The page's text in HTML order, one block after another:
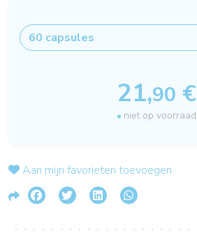
21,90 €
niet op voorraad
Aan mijn favorieten toevoegen